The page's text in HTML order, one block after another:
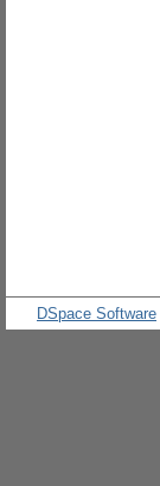
DSpace Software